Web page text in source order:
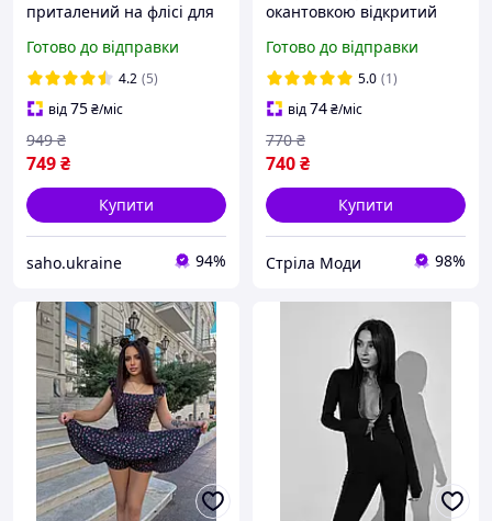
приталений на флісі для
грудях трендовий комбез
з утепленням для дівчат
Готово до відправки
4.2 (5)
від75₴/міс
749₴
949 ₴
Купити
saho.ukraine 94%
окантовкою відкритий
мікродайвінг стрейч
розмір 42-46
Готово до відправки
5.0 (1)
від74₴/міс
740₴
770 ₴
Купити
Стріла Моди 98%